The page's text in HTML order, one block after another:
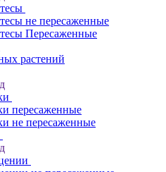
не пересаженные
Пересаженные
растений
пересаженные
не пересаженные